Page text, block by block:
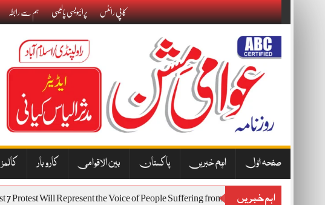
کاپی رائٹس پرائیویسی پالیسی ہم سے رابطہ
صفحہ اوّل اہم خبریں پاکستان بین الاقوامی کاروبار کالمز
اہم خبریں
August 7 Protest Will Represent the Voice of People Suffering from Inflation and